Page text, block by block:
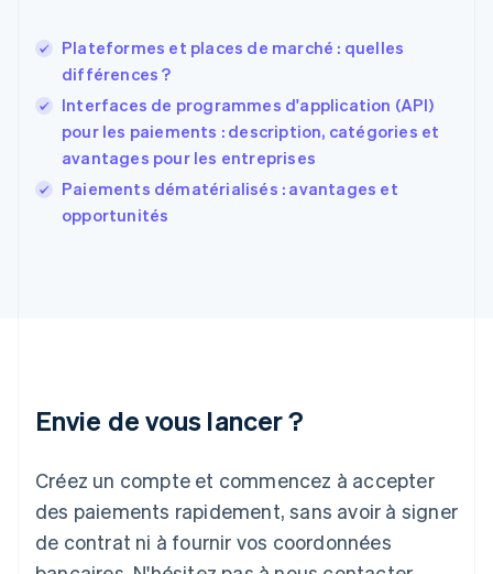
Plateformes et places de marché : quelles
différences ?
Interfaces de programmes d'application (API)
pour les paiements : description, catégories et
avantages pour les entreprises
Paiements dématérialisés : avantages et
opportunités
Envie de vous lancer ?
Créez un compte et commencez à accepter
des paiements rapidement, sans avoir à signer
de contrat ni à fournir vos coordonnées
EnglishEspañol简体中文
Finlande
English Svenska
FrançaisEnglish
Gibraltar
English
Grèce
English
Japon
Lettonie
English
Liechtenstein
DeutschEnglish
Lituanie